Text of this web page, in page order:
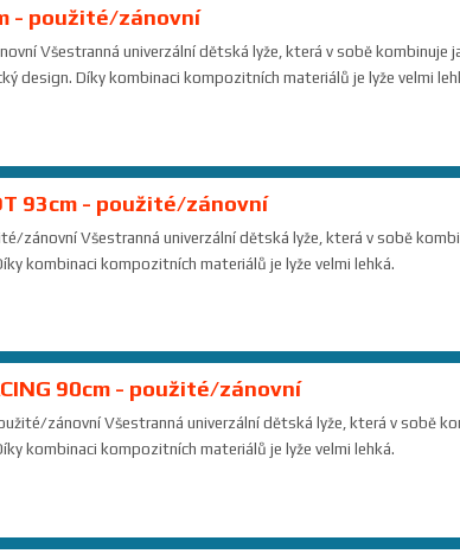
- použité/zánovní
Všestranná univerzální dětská lyže, která v sobě kombinuje
Díky kombinaci kompozitních materiálů je lyže velmi
93cm - použité/zánovní
zánovní Všestranná univerzální dětská lyže, která v sobě
kombinaci kompozitních materiálů je lyže velmi lehká.
90cm - použité/zánovní
zánovní Všestranná univerzální dětská lyže, která v sobě
kombinaci kompozitních materiálů je lyže velmi lehká.